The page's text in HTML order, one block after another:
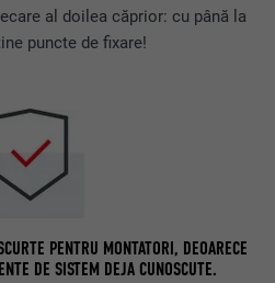
al doilea căprior: cu până la
puncte de fixare!
PENTRU MONTATORI, DEOARECE
DE SISTEM DEJA CUNOSCUTE.